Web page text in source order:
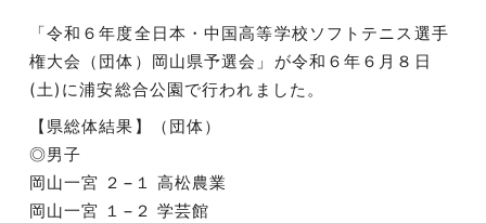
「令和６年度全日本・中国高等学校ソフトテニス選手
権大会（団体）岡山県予選会」が令和６年６月８日
(土)に浦安総合公園で行われました。
【県総体結果】（団体）
◎男子
岡山一宮 ２−１ 高松農業
岡山一宮 １−２ 学芸館